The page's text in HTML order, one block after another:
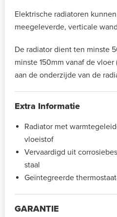
Elektrische radiatoren
meegeleverde, verticale
De radiator dient ten minste
minste 150mm vanaf de
aan de onderzijde van de
Extra Informatie
Radiator met
vloeistof
Vervaardigd uit
staal
Geïntegreerde
GARANTIE